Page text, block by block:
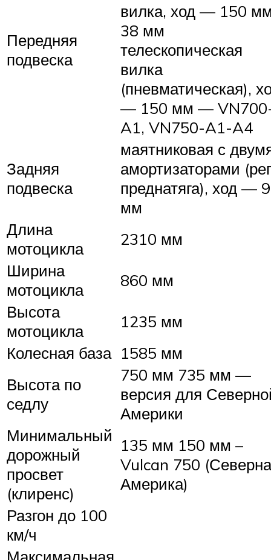
Передняя
подвеска
вилка, ход — 150
38 мм
телескопическая
вилка
(пневматическая),
— 150 мм —
A1, VN750-A1-A4
Задняя
подвеска
маятниковая с
амортизаторами
преднатяга), ход —
мм
Длина
мотоцикла
2310 мм
Ширина
мотоцикла
860 мм
Высота
мотоцикла
1235 мм
Колесная база 1585 мм
Высота по
седлу
750 мм 735 мм —
версия для
Америки
Минимальный
дорожный
просвет
(клиренс)
135 мм 150 мм –
Vulcan 750
Америка)
Разгон до 100
км/ч